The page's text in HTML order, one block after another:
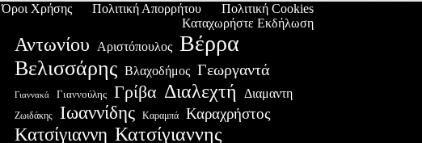
Όροι Χρήσης Πολιτική Απορρήτου
Πολιτική Cookies
Καταχωρήστε Εκδήλωση
Αντωνίου Αριστόπουλος Βέρρα
Βελισσάρης Βλαχοδήμος Γεωργαντά
Γιαννακά Γιαννούλης Γρίβα Διαλεχτή Διαμαντη
Ζωιδάκης Ιωαννίδης Καραμπά Καραχρήστος
Κατσίγιαννη Κατσίγιαννης